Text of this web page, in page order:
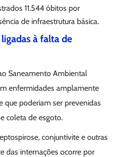
11.544 óbitos por
de infraestrutura básica.
à falta de
Saneamento Ambiental
enfermidades amplamente
que poderiam ser prevenidas
coleta de esgoto.
conjuntivite e outras
das internações ocorre por